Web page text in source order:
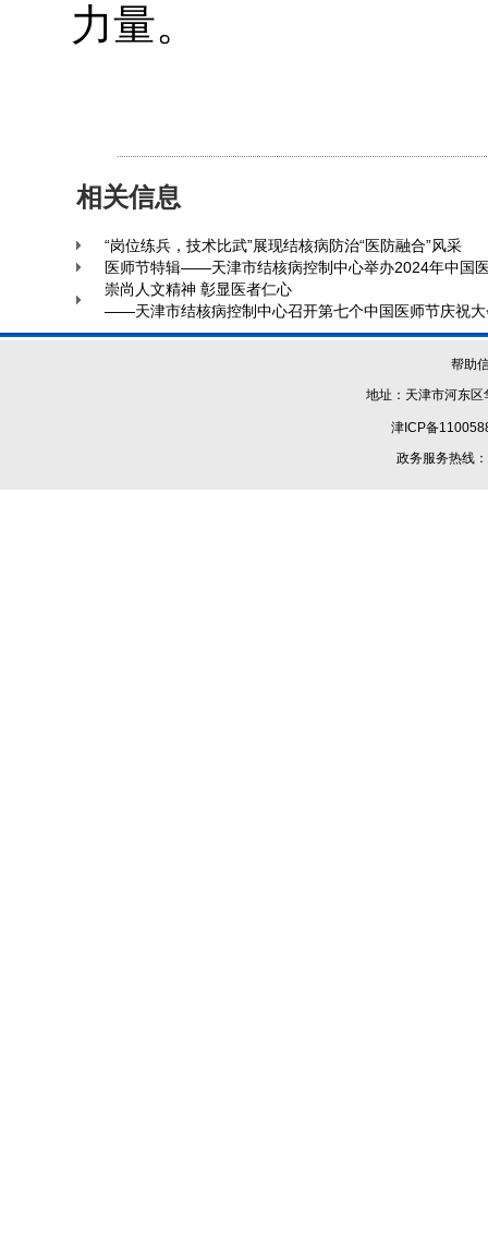
力量。
相关信息
“岗位练兵，技术比武”展现结核病防治“医防融合”风采
医师节特辑——天津市结核病控制中心举办2024年中国
崇尚人文精神 彰显医者仁心
——天津市结核病控制中心召开第七个中国医师节庆祝
帮助
地址：天津市河
津ICP备
政务服务热线